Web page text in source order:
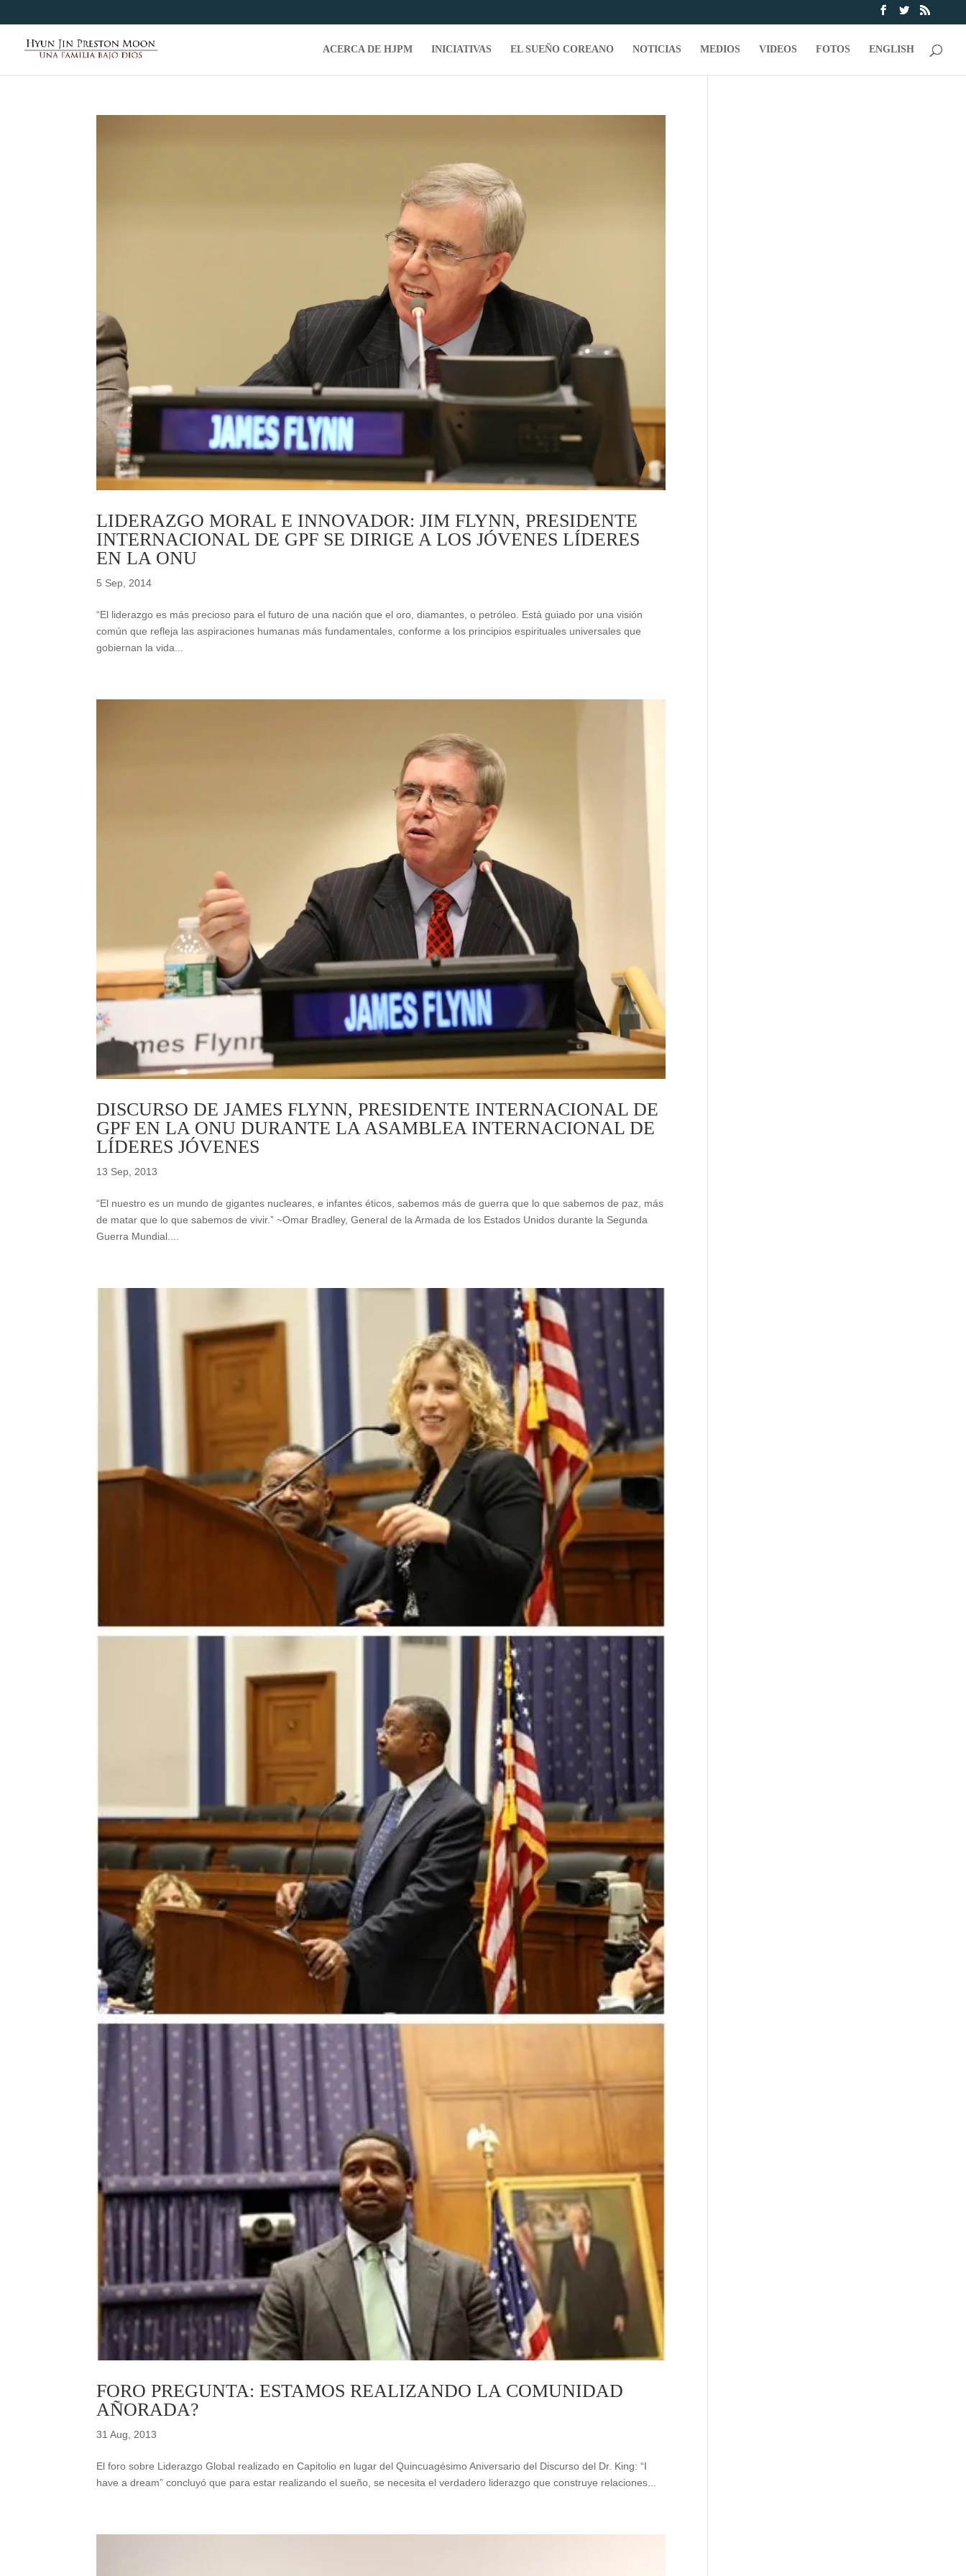
ACERCA DE HJPM INICIATIVAS EL SUEÑO COREANO NOTICIAS MEDIOS VIDEOS FOTOS ENGLISH
LIDERAZGO MORAL E INNOVADOR: JIM FLYNN, PRESIDENTE
INTERNACIONAL DE GPF SE DIRIGE A LOS JÓVENES LÍDERES
EN LA ONU
5 Sep, 2014
“El liderazgo es más precioso para el futuro de una nación que el oro, diamantes, o petróleo. Está guiado por una visión
común que refleja las aspiraciones humanas más fundamentales, conforme a los principios espirituales universales que
gobiernan la vida...
DISCURSO DE JAMES FLYNN, PRESIDENTE INTERNACIONAL DE
GPF EN LA ONU DURANTE LA ASAMBLEA INTERNACIONAL DE
LÍDERES JÓVENES
13 Sep, 2013
“El nuestro es un mundo de gigantes nucleares, e infantes éticos, sabemos más de guerra que lo que sabemos de paz, más
de matar que lo que sabemos de vivir.” ~Omar Bradley, General de la Armada de los Estados Unidos durante la Segunda
Guerra Mundial....
FORO PREGUNTA: ESTAMOS REALIZANDO LA COMUNIDAD
AÑORADA?
31 Aug, 2013
El foro sobre Liderazgo Global realizado en Capitolio en lugar del Quincuagésimo Aniversario del Discurso del Dr. King: “I
have a dream” concluyó que para estar realizando el sueño, se necesita el verdadero liderazgo que construye relaciones...